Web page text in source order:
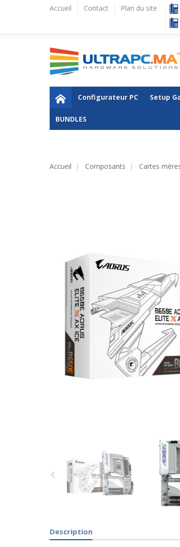
Accueil Contact Plan du site
Configurateur PC Setup
BUNDLES
Accueil Composants Cartes
‹
Description